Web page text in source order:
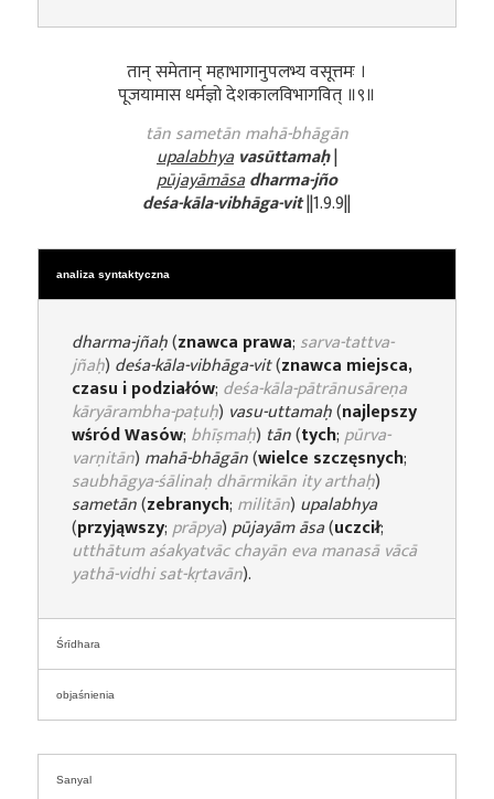
तान् समेतान् महाभागानुपलभ्य वसूत्तमः ।
पूजयामास धर्मज्ञो देशकालविभागवित् ॥९॥
tān sametān mahā-bhāgān
upalabhya vasūttamaḥ|
pūjayāmāsadharma-jño
deśa-kāla-vibhāga-vit||1.9.9||
analiza syntaktyczna
dharma-jñaḥ(znawca prawa; sarva-tattva-
jñaḥ) deśa-kāla-vibhāga-vit(znawca miejsca,
czasu i podziałów; deśa-kāla-pātrānusāreṇa
kāryārambha-paṭuḥ) vasu-uttamaḥ(najlepszy
wśród Wasów; bhīṣmaḥ) tān(tych;pūrva-
varṇitān) mahā-bhāgān(wielce szczęsnych;
saubhāgya-śālinaḥ dhārmikān ity arthaḥ)
sametān(zebranych; militān) upalabhya
(przyjąwszy;prāpya)pūjayām āsa(uczcił;
utthātum aśakyatvāc chayān eva manasā vācā
yathā-vidhi sat-kṛtavān).
Śrīdhara
objaśnienia
Sanyal